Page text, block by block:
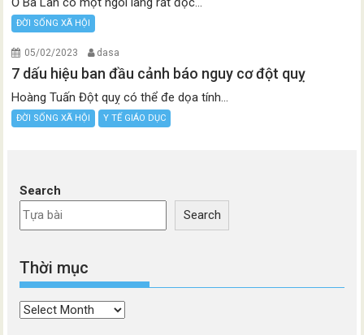
ĐỜI SỐNG XÃ HỘI
05/02/2023 dasa
7 dấu hiệu ban đầu cảnh báo nguy cơ đột quỵ
Hoàng Tuấn Đột quỵ có thể đe dọa tính...
ĐỜI SỐNG XÃ HỘI Y TẾ GIÁO DỤC
Search
Search
Thời mục
Thời